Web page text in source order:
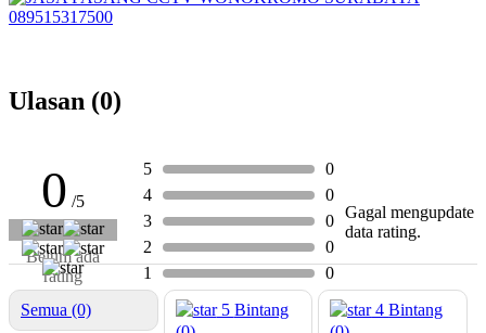
Ulasan (0)
0 /5
Belum ada
rating
5
0
4
0
3
0
2
0
1
0
Semua (0)
5 Bintang
4Bintang
Gagal mengupdate
data rating.